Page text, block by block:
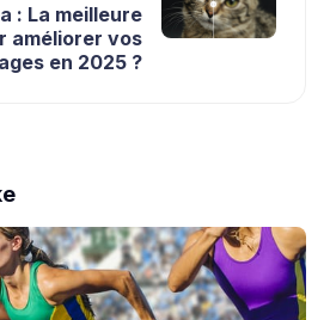
: La meilleure
améliorer vos
en 2025 ?